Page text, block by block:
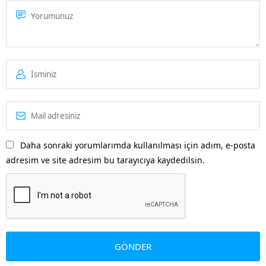
Daha sonraki yorumlarımda kullanılması için adım, e-posta
adresim ve site adresim bu tarayıcıya kaydedilsin.